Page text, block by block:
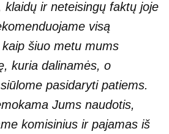
klaidų ir neteisingų faktų joje
visą
šiuo metu mums
kuria dalinamės, o
pasidaryti patiems.
Jums naudotis,
komisinius ir pajamas iš